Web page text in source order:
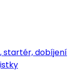
startér, dobíjení